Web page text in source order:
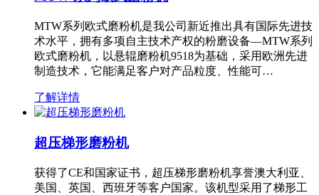
MTW系列欧式磨粉机是我公司新近推出具有国际先进技
术水平，拥有多项自主技术产权的粉磨设备—MTW系列
欧式磨粉机，以悬辊磨粉机9518为基础，采用欧洲先进
制造技术，它能满足客户对产品粒度、性能可…
了解详情
超压梯形磨粉机
获得了CE和国家证书，超压梯形磨粉机享誉澳大利亚、
美国、英国、西班牙等客户国家。该机型采用了梯形工